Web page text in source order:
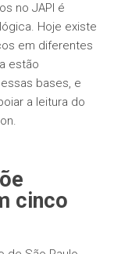
no JAPI é
Hoje existe
em diferentes
estão
bases, e
a leitura do
cinco